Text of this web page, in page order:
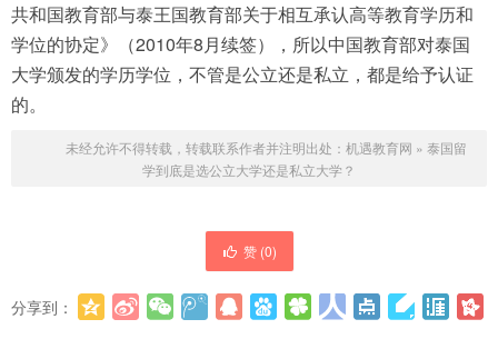
共和国教育部与泰王国教育部关于相互承认高等教育学历和
学位的协定》（2010年8月续签），所以中国教育部对泰国
大学颁发的学历学位，不管是公立还是私立，都是给予认证
的。
未经允许不得转载，转载联系作者并注明出处： 机遇教育网 » 泰国留
学到底是选公立大学还是私立大学？
赞 (0)
分享到：